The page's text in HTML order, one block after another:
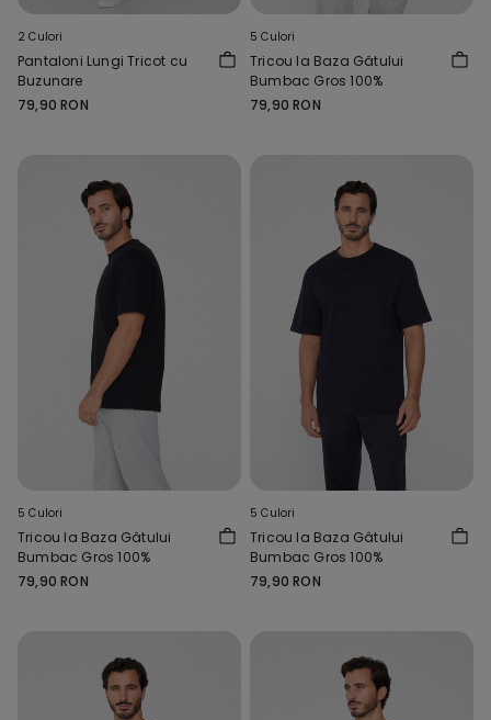
2 Culori
Pantaloni Lungi Tricot cu
Buzunare
79,90 RON
5 Culori
Tricou la Baza Gâtului
Bumbac Gros 100%
79,90 RON
5 Culori
Tricou la Baza Gâtului
Bumbac Gros 100%
79,90 RON
5 Culori
Tricou la Baza Gâtului
Bumbac Gros 100%
79,90 RON